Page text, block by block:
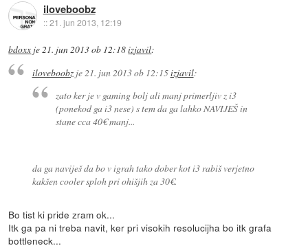
iloveboobz
::21. jun 2013, 12:19
bdoxx je21. jun 2013 ob 12:18izjavil:
iloveboobzje21. jun 2013 ob 12:15izjavil:
zato ker je v gaming bolj ali manj primerljiv z i3
(ponekod ga i3 nese) s tem da ga lahko NAVIJEŠ in
stane cca 40€ manj...
da ga naviješ da bo v igrah tako dober kot i3 rabiš verjetno
kakšen cooler sploh pri ohišjih za 30€.
Bo tist ki pride zram ok...
Itk ga pa ni treba navit, ker pri visokih resolucijha bo itk grafa
bottleneck...